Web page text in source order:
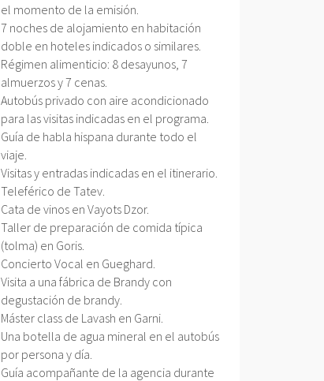
el momento de la emisión.
7 noches de alojamiento en habitación
doble en hoteles indicados o similares.
Régimen alimenticio: 8 desayunos, 7
almuerzos y 7 cenas.
Autobús privado con aire acondicionado
para las visitas indicadas en el programa.
Guía de habla hispana durante todo el
viaje.
Visitas y entradas indicadas en el itinerario.
Teleférico de Tatev.
Cata de vinos en Vayots Dzor.
Taller de preparación de comida típica
(tolma) en Goris.
Concierto Vocal en Gueghard.
Visita a una fábrica de Brandy con
degustación de brandy.
Máster class de Lavash en Garni.
Una botella de agua mineral en el autobús
por persona y día.
Guía acompañante de la agencia durante